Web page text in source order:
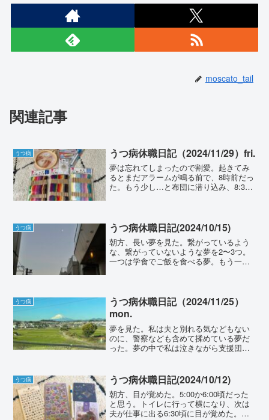
moscato_tail
関連記事
うつ病 うつ病休職日記（2024/11/29）fri.
夢は忘れてしまったので割愛。起きてみ
るとまだアラームが鳴る前で、8時前だっ
た。もう少し…と布団に潜り込み、8:30
スリ睡眠記...
うつ病 うつ病休職日記(2024/10/15)
朝方、長い夢を見た。繋がっているよう
な、繋がっていないような夢を2〜3つ。
一つは学食でご飯を食べる夢。もう一つ
夢。もう一つは、半地下...
うつ病
うつ病休職日記（2024/11/25）
mon.
夢を見た。私は夫と別れる気などもない
のに、警察なども含めて揉めている夢だ
った。夢の中で私は泣きながら支援団体
抜けようとしていて、私は手を振る。夫
が戻ってきて「あ〜あった...
うつ病 うつ病休職日記(2024/10/12)
朝方、目が覚めた。5:00か6:00頃だった
と思う。トイレに行って横になり、次は
夫が仕事に出る6:30頃に目が覚めた。行